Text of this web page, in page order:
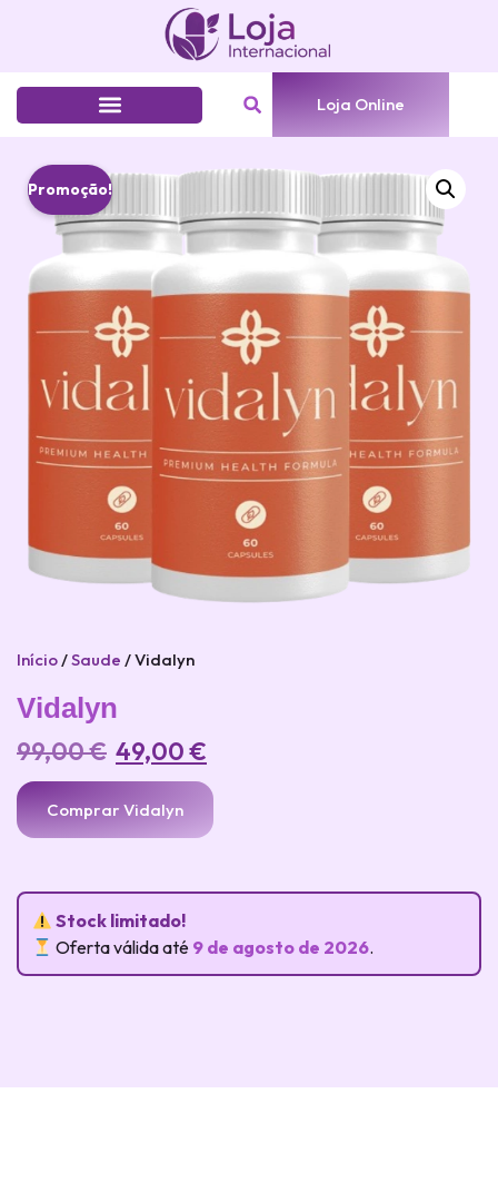
Loja Online
Promoção!
Início/Saude / Vidalyn
Vidalyn
99,00€ 49,00€
Comprar Vidalyn
Stock limitado!
Oferta válida até 9 de agosto de 2026.